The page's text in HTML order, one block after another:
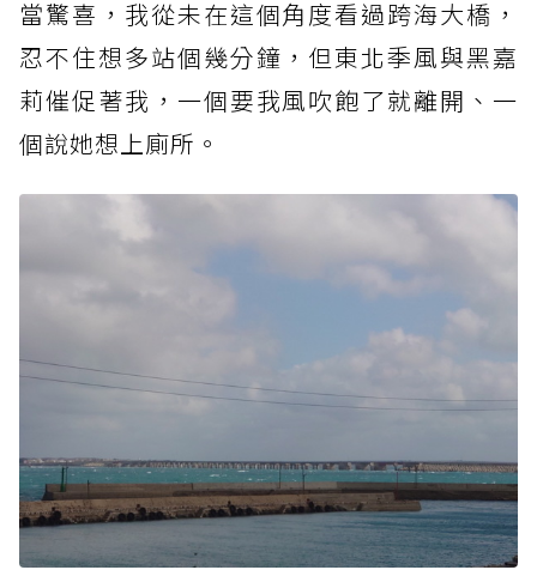
當驚喜，我從未在這個角度看過跨海大橋，
忍不住想多站個幾分鐘，但東北季風與黑嘉
莉催促著我，一個要我風吹飽了就離開、一
個說她想上廁所。